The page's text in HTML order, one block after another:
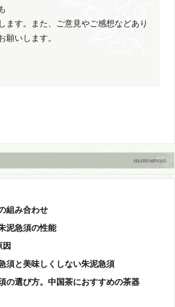
ます。また、ご意見やご感想などあり
願いします。
組み合わせ
泥急須の性能
因
須と美味しくしない朱泥急須
の選び方。中国茶におすすめの茶器